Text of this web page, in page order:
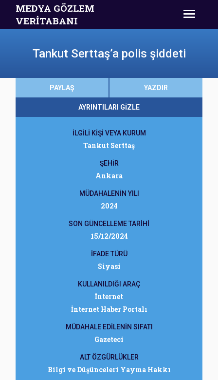
MEDYA GÖZLEM
VERİTABANI
Tankut Serttaş’a polis şiddeti
PAYLAŞ YAZDIR
AYRINTILARI GİZLE
İLGİLİ KİŞİ VEYA KURUM
Tankut Serttaş
ŞEHİR
Ankara
MÜDAHALENİN YILI
2024
SON GÜNCELLEME TARİHİ
15/12/2024
İFADE TÜRÜ
Siyasi
KULLANILDIĞI ARAÇ
İnternet
İnternet Haber Portalı
MÜDAHALE EDİLENİN SIFATI
Gazeteci
ALT ÖZGÜRLÜKLER
Bilgi ve Düşünceleri Yayma Hakkı